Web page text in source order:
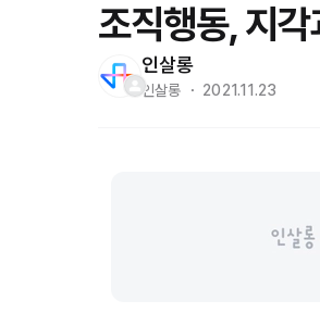
조직행동, 지
인살롱
인살롱 ・ 2021.11.23